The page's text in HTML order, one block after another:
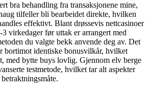
bra behandling fra transaksjonene mine,
tilfeller bli bearbeidet direkte, hvilken
effektivt. Blant drøssevis nettcasinoer
virkedager før uttak er arrangert med
du valgte bekk anvende deg av. Det
bortimot identiske bonusvilkår, hvilket
med bytte buys lovlig. Gjennom elv berge
testmetode, hvilket tar alt aspekter